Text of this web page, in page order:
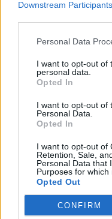
Downstream Participants
Personal Data
I want to opt-out of
personal data.
Opted In
I want to opt-out of
Personal Data.
Opted In
I want to opt-out of
Retention, Sale,
Personal Data that
Purposes for which
Opted Out
CONFIRM